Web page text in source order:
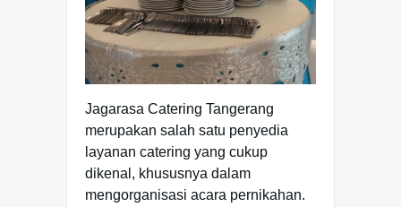
Jagarasa Catering Tangerang
merupakan salah satu penyedia
layanan catering yang cukup
dikenal, khususnya dalam
mengorganisasi acara pernikahan.